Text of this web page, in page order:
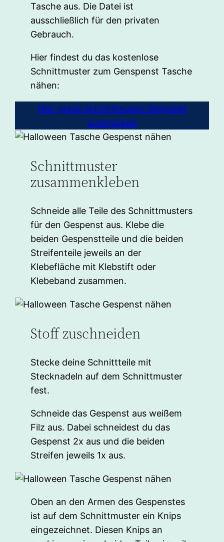
Tasche aus. Die Datei ist
ausschließlich für den privaten
Gebrauch.
Hier findest du das kostenlose
Schnittmuster zum Genspenst Tasche
nähen:
Hier gratis Schnittmuster Gespenst
ausdrucken
Schnittmuster
zusammenkleben
Schneide alle Teile des Schnittmusters
für den Gespenst aus. Klebe die
beiden Gespenstteile und die beiden
Streifenteile jeweils an der
Klebefläche mit Klebstift oder
Klebeband zusammen.
Stoff zuschneiden
Stecke deine Schnittteile mit
Stecknadeln auf dem Schnittmuster
fest.
Schneide das Gespenst aus weißem
Filz aus. Dabei schneidest du das
Gespenst 2x aus und die beiden
Streifen jeweils 1x aus.
Oben an den Armen des Gespenstes
ist auf dem Schnittmuster ein Knips
eingezeichnet. Diesen Knips an